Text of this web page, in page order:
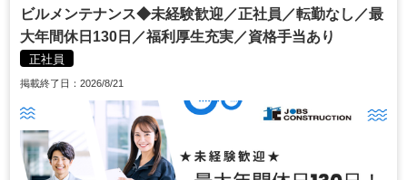
ビルメンテナンス◆未経験歓迎／正社員／転勤なし／最
大年間休日130日／福利厚生充実／資格手当あり
正社員
掲載終了日：2026/8/21